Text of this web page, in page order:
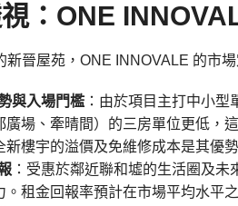
：ONE
新晉屋苑，ONE INNOVALE 的市場
與入場門檻 ：由於項目主打中小
廣場、牽晴間）的三房單位更低，
新樓宇的溢價及免維修成本是其優勢
：受惠於鄰近聯和墟的生活圈及
。租金回報率預計在市場平均水平